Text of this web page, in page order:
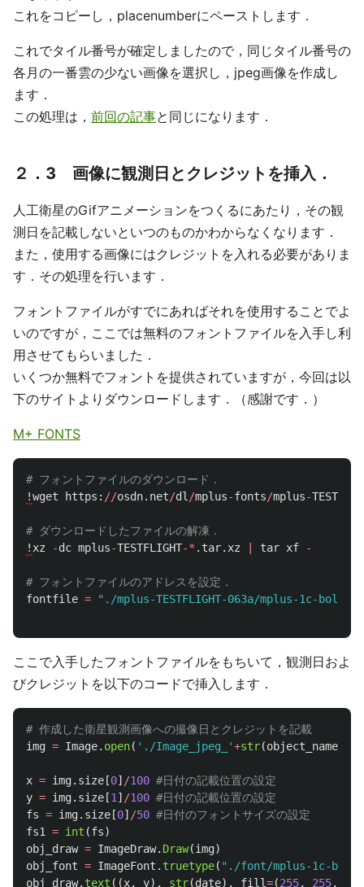
これをコピーし，placenumberにペーストします．
これでタイル番号が確定しましたので，同じタイル番号の
各月の一番雲の少ない画像を選択し，jpeg画像を作成し
ます．
この処理は， 前回の記事と同じになります．
２．3 画像に観測日とクレジットを挿入．
人工衛星のGifアニメーションをつくるにあたり，その観
測日を記載しないといつのものかわからなくなります．
また，使用する画像にはクレジットを入れる必要がありま
す．その処理を行います．
フォントファイルがすでにあればそれを使用することでよ
いのですが，ここでは無料のフォントファイルを入手し利
用させてもらいました．
いくつか無料でフォントを提供されていますが，今回は以
下のサイトよりダウンロードします．（感謝です．）
M+ FONTS
!wget https : //osdn. net/dl/mplus-fonts/mplus-
!xz -dc mplus-TESTFLIGHT-* . tar.xz tar xf -
fontfile = " ./mplus-TESTFLIGHT-063a/mplus-1c-
ここで入手したフォントファイルをもちいて，観測日およ
びクレジットを以下のコードで挿入します．
img = Image. open( ' ./Image_jpeg_ '+str(object_name
x = img. size [0] /100
y = img. size [1] /100
fs = img. size [0] /50
fs1 = int (fs)
obj_draw = ImageDraw. Draw(img)
obj_font = ImageFont . truetype( " ./font/mplus-1c-
obj_draw. text ((x, y), str(date), fill=(255, 255,